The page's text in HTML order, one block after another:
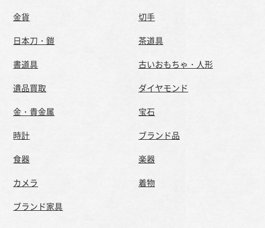
金貨
切手
日本刀・鎧
茶道具
書道具
古いおもちゃ・人形
遺品買取
ダイヤモンド
金・貴金属
宝石
時計
ブランド品
食器
楽器
カメラ
着物
ブランド家具